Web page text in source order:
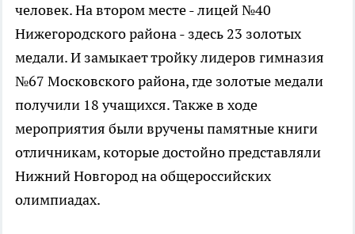
человек. На втором месте - лицей №40
Нижегородского района - здесь 23 золотых
медали. И замыкает тройку лидеров гимназия
№67 Московского района, где золотые медали
получили 18 учащихся. Также в ходе
мероприятия были вручены памятные книги
отличникам, которые достойно представляли
Нижний Новгород на общероссийских
олимпиадах.